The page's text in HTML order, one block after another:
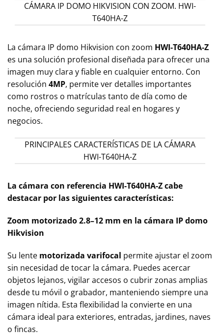
CÁMARA IP DOMO HIKVISION CON ZOOM. HWI-
T640HA-Z
La cámara IP domo Hikvision con zoom HWI-T640HA-Z
es una solución profesional diseñada para ofrecer una
imagen muy clara y fiable en cualquier entorno. Con
resolución 4MP, permite ver detalles importantes
como rostros o matrículas tanto de día como de
noche, ofreciendo seguridad real en hogares y
negocios.
PRINCIPALES CARACTERÍSTICAS DE LA CÁMARA
HWI-T640HA-Z
La cámara con referencia HWI-T640HA-Z cabe
destacar por las siguientes características:
Zoom motorizado 2.8–12 mm en la cámara IP domo
Hikvision
Su lente motorizada varifocal permite ajustar el zoom
sin necesidad de tocar la cámara. Puedes acercar
objetos lejanos, vigilar accesos o cubrir zonas amplias
desde tu móvil o grabador, manteniendo siempre una
imagen nítida. Esta flexibilidad la convierte en una
cámara ideal para exteriores, entradas, jardines, naves
o fincas.